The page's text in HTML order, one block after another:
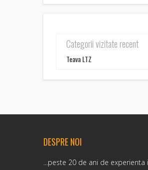
Categorii vizitate recent
Teava LTZ
DESPRE NOI
...peste 20 de ani de